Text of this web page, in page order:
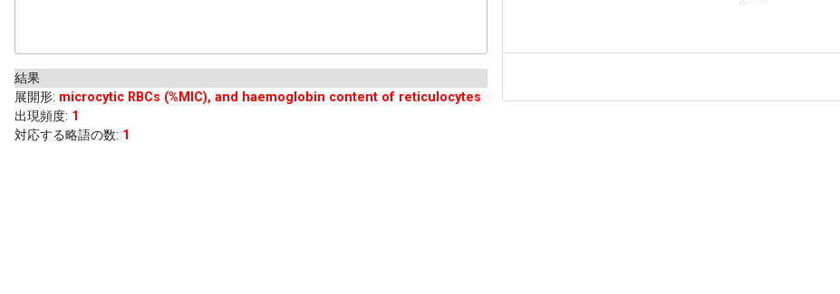
結果
展開形: microcytic RBCs (%MIC), and haemoglobin content of reticulocytes
出現頻度: 1
対応する略語の数: 1